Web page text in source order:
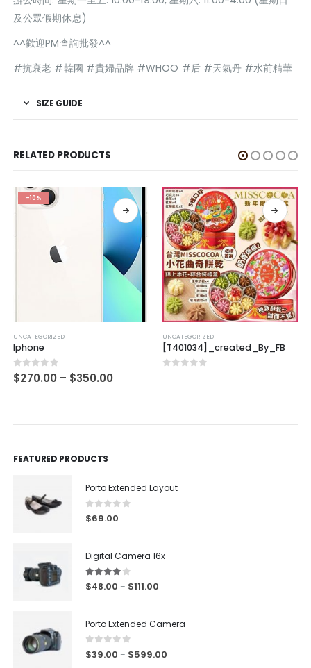
及公眾假期休息)
^^歡迎PM查詢批發^^
#抗衰老 #韓國 #貴婦品牌 #WHOO #后 #天氣丹 #水前精華
SIZE GUIDE
RELATED PRODUCTS
-10%
UNCATEGORIZED
Iphone
0out of 5
$270.00 – $350.00
UNCATEGORIZED
[T401034]_created_By_FB
FEATURED PRODUCTS
Porto Extended Layout
0out of 5
$69.00
Digital Camera 16x
4.00out of 5
$48.00 – $111.00
Porto Extended Camera
0 out of 5
$39.00 – $599.00